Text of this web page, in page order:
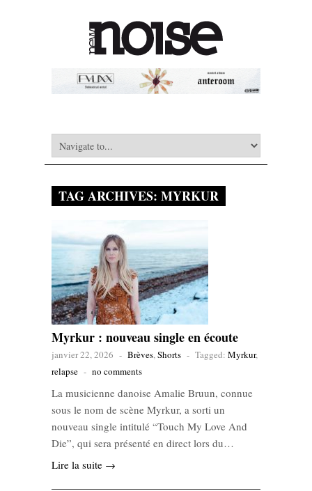
TAG ARCHIVES: MYRKUR
Myrkur : nouveau single en écoute
janvier 22, 2026 - Brèves,Shorts - Tagged: Myrkur,
relapse - no comments
La musicienne danoise Amalie Bruun, connue
sous le nom de scène Myrkur, a sorti un
nouveau single intitulé “Touch My Love And
Die”, qui sera présenté en direct lors du…
Lire la suite →